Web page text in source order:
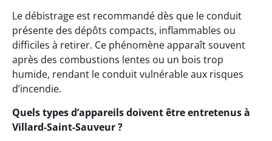
Le débistrage est recommandé dès que le conduit
présente des dépôts compacts, inflammables ou
difficiles à retirer. Ce phénomène apparaît souvent
après des combustions lentes ou un bois trop
humide, rendant le conduit vulnérable aux risques
d’incendie.
Quels types d’appareils doivent être entretenus à
Villard-Saint-Sauveur ?